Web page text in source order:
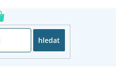
hledat